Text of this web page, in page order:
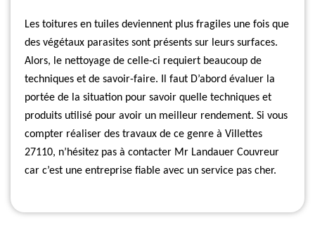
Les toitures en tuiles deviennent plus fragiles une fois que
des végétaux parasites sont présents sur leurs surfaces.
Alors, le nettoyage de celle-ci requiert beaucoup de
techniques et de savoir-faire. Il faut D’abord évaluer la
portée de la situation pour savoir quelle techniques et
produits utilisé pour avoir un meilleur rendement. Si vous
compter réaliser des travaux de ce genre à Villettes
27110, n’hésitez pas à contacter Mr Landauer Couvreur
car c’est une entreprise fiable avec un service pas cher.